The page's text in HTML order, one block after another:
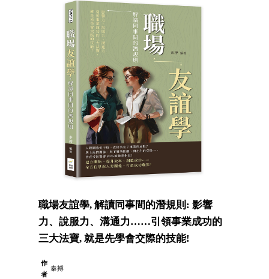
職場友誼學, 解讀同事間的潛規則: 影響
力、說服力、溝通力……引領事業成功的
三大法寶, 就是先學會交際的技能!
作
者
秦搏